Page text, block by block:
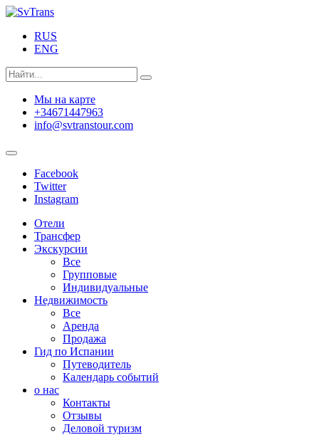
RUS
ENG
Мы на карте
+34671447963
info@svtranstour.com
Facebook
Twitter
Instagram
Отели
Трансфер
Экскурсии
Все
Групповые
Индивидуальные
Недвижимость
Все
Аренда
Продажа
Гид по Испании
Путеводитель
Календарь событий
о нас
Контакты
Отзывы
Деловой туризм